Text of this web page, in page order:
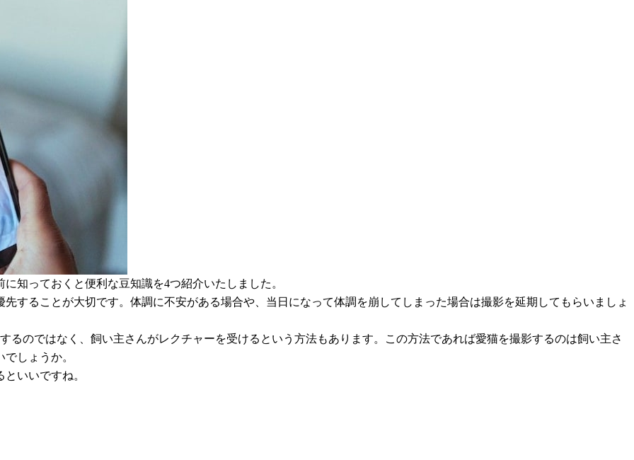
知っておくと便利な豆知識を4つ紹介いたしました。
することが大切です。体調に不安がある場合や、当日になって体調を崩してしまった場合は撮影を延期してもらいましょ
るのではなく、飼い主さんがレクチャーを受けるという方法もあります。この方法であれば愛猫を撮影するのは飼い主さ
しょうか。
いいですね。